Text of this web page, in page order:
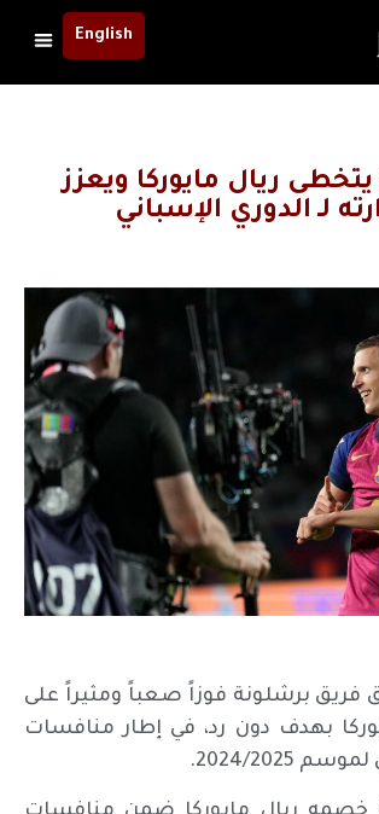
English
ريال مايوركا ويعزز
لـ الدوري الإسباني
برشلونة فوزاً صعباً ومثيراً على
بهدف دون رد، في إطار منافسات
2024/2025.